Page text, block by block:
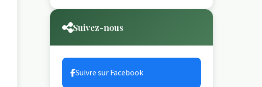
Suivez-nous
Suivre sur Facebook